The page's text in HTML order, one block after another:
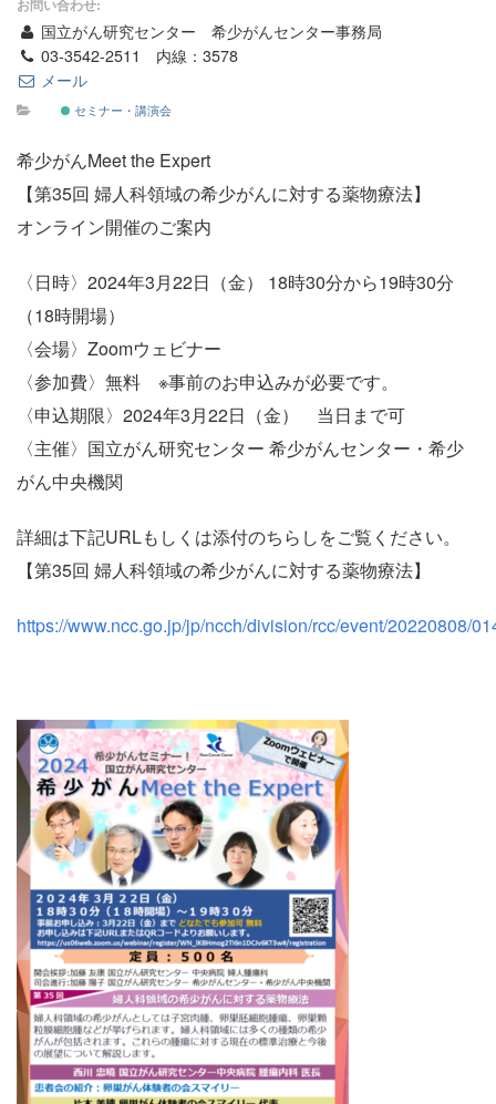
国立がん研究センター 希少がんセンター事務局
03-3542-2511 内線：3578
メール
セミナー・講演会
希少がんMeet the Expert
【第35回 婦人科領域の希少がんに対する薬物療法】
オンライン開催のご案内
〈日時〉2024年3月22日（金） 18時30分から19時30分
（18時開場）
〈会場〉Zoomウェビナー
〈参加費〉無料 ※事前のお申込みが必要です。
〈申込期限〉2024年3月22日（金） 当日まで可
〈主催〉国立がん研究センター 希少がんセンター・希少
がん中央機関
詳細は下記URLもしくは添付のちらしをご覧ください。
【第35回 婦人科領域の希少がんに対する薬物療法】
https://www.ncc.go.jp/jp/ncch/division/rcc/event/20220808/